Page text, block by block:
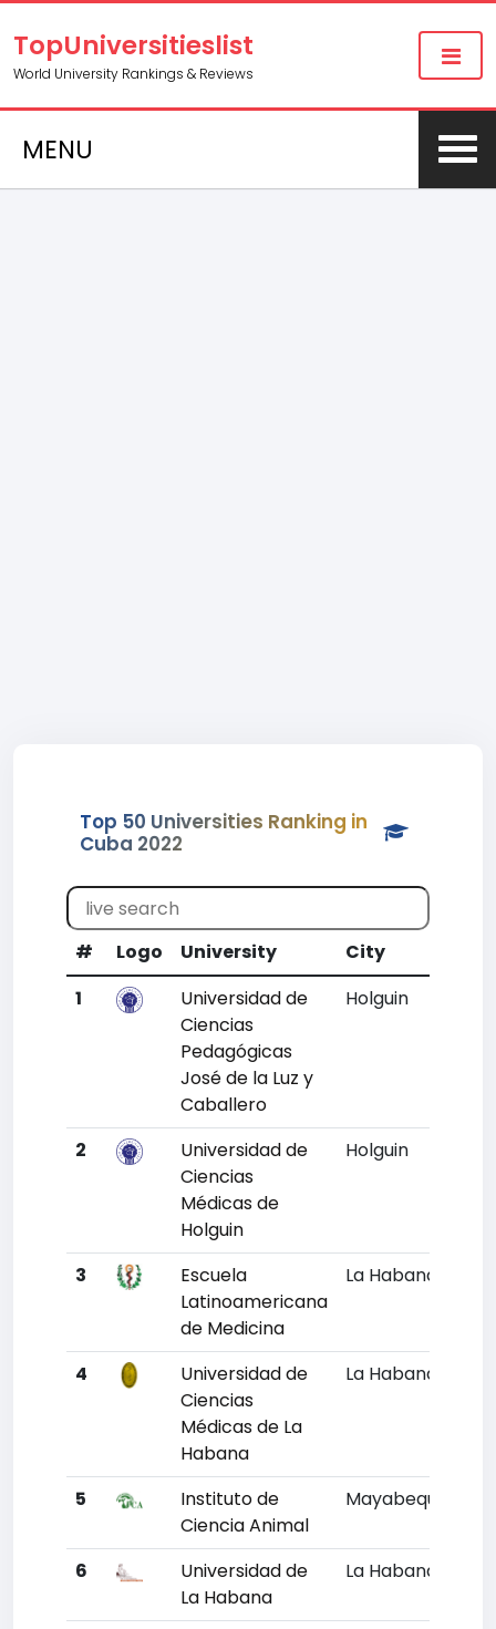
TopUniversitieslist
World University Rankings & Reviews
MENU
Top 50 Universities Ranking in
Cuba 2022
# Logo University City
1
Universidad de
Ciencias
Pedagógicas
José de la Luz y
Caballero
Holguin
2
Universidad de
Ciencias
Médicas de
Holguin
Holguin
3
Escuela
Latinoamericana
de Medicina
La Habana
4
Universidad de
Ciencias
Médicas de La
Habana
La Habana
5
Instituto de
Ciencia Animal
Mayabeque
6
Universidad de
La Habana
La Habana